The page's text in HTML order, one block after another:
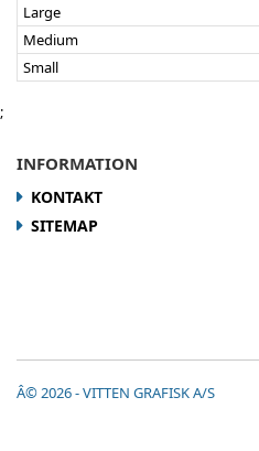
Large
Medium
Small
;
INFORMATION
KONTAKT
SITEMAP
Â© 2026 - VITTEN GRAFISK A/S